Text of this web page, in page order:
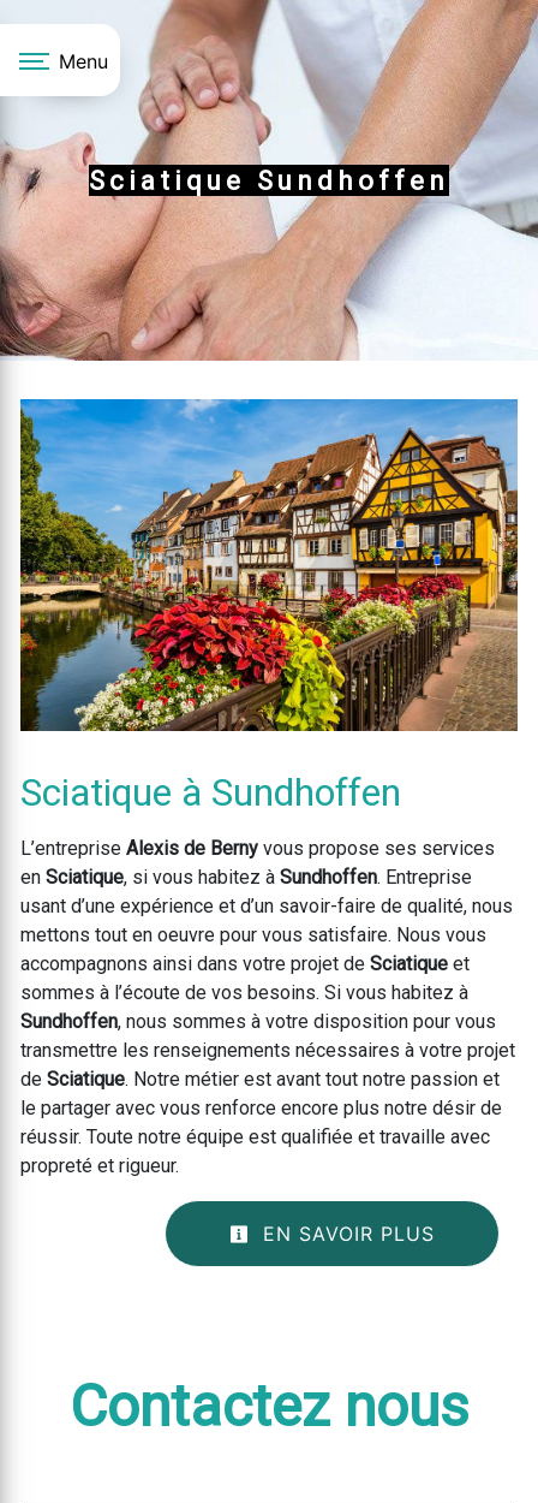
Menu
Sciatique Sundhoffen
Sciatique à Sundhoffen
L’entreprise Alexis de Berny vous propose ses services
en Sciatique, si vous habitez à Sundhoffen. Entreprise
usant d’une expérience et d’un savoir-faire de qualité, nous
mettons tout en oeuvre pour vous satisfaire. Nous vous
accompagnons ainsi dans votre projet de Sciatique et
sommes à l’écoute de vos besoins. Si vous habitez à
Sundhoffen, nous sommes à votre disposition pour vous
transmettre les renseignements nécessaires à votre projet
de Sciatique. Notre métier est avant tout notre passion et
le partager avec vous renforce encore plus notre désir de
réussir. Toute notre équipe est qualifiée et travaille avec
propreté et rigueur.
EN SAVOIR PLUS
Contactez nous
Panneau de gestion des cookies